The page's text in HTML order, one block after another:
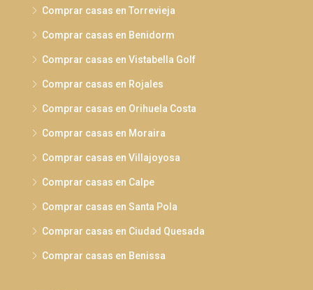
Comprar casas en Torrevieja
Comprar casas en Benidorm
Comprar casas en Vistabella Golf
Comprar casas en Rojales
Comprar casas en Orihuela Costa
Comprar casas en Moraira
Comprar casas en Villajoyosa
Comprar casas en Calpe
Comprar casas en Santa Pola
Comprar casas en Ciudad Quesada
Comprar casas en Benissa